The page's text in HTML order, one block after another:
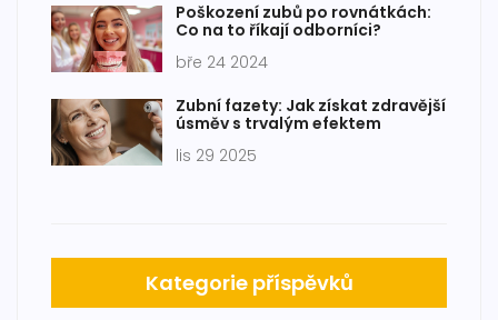
Poškození zubů po rovnátkách:
Co na to říkají odborníci?
bře 24 2024
Zubní fazety: Jak získat zdravější
úsměv s trvalým efektem
lis 29 2025
Kategorie příspěvků